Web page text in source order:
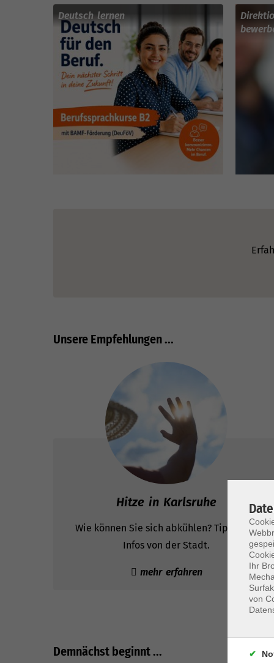
Deutsch lernen
Unsere Empfehlungen ...
Hitze in Karlsruhe
Wie können Sie sich abkühlen? Tipps und
Infos von der Stadt.
mehr erfahren
Demnächst beginnt ...
Ihr
von